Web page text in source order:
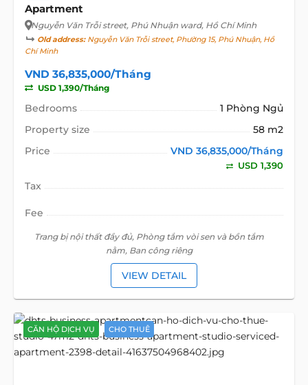
Apartment
Nguyễn Văn Trỗi street, Phú Nhuận ward, Hồ Chí Minh
Old address:Nguyễn Văn Trỗi street, Phường 15, Phú Nhuận, Hồ
Chí Minh
VND 36,835,000/Tháng
USD 1,390/Tháng
Bedrooms
1 Phòng Ngủ
Property size
58 m2
Price
VND 36,835,000/Tháng
USD 1,390
Tax
Fee
Trang bị nội thất đầy đủ, Phòng tắm vòi sen và bồn tắm
nằm, Ban công riêng
VIEW DETAIL
CĂN HỘ DỊCH VỤ CHO THUÊ